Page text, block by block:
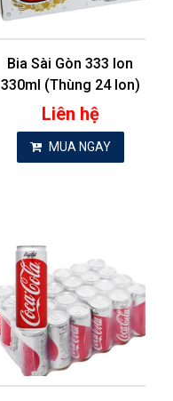
Bia Sài Gòn 333 lon
330ml (Thùng 24 lon)
Liên hệ
MUA NGAY